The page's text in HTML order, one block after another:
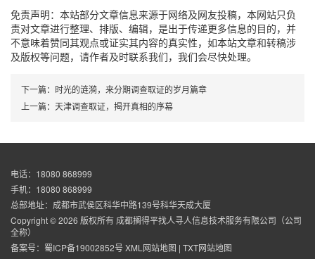
免责声明：本站部分文章信息来源于网络及网友投稿，本网站只负
责对文章进行整理、排版、编辑，是出于传递更多信息的目的，并
不意味着赞同其观点或证实其内容的真实性，如本站文章和转稿涉
及版权等问题，请作者及时联系我们，我们会尽快处理。
下一篇： 时光的涟漪，来分期调查取证的岁月篇章
上一篇： 天津调查取证，揭开真相的序幕
电话：18080 868999
手机：18080 868999
总部地址：成都市武侯区科华中路139号科华天成大厦
Copyright © 2026 版权所有 成都搁得平找人寻人信息技术服务有限公司（公司
全称）
备案号： 蜀ICP备19002852号XML网站地图 | TXT网站地图